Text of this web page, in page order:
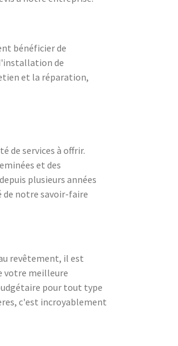
bénéficier de
de
et la réparation,
de services à offrir.
et des
plusieurs années
de notre savoir-faire
revêtement, il est
votre meilleure
pour tout type
c'est incroyablement